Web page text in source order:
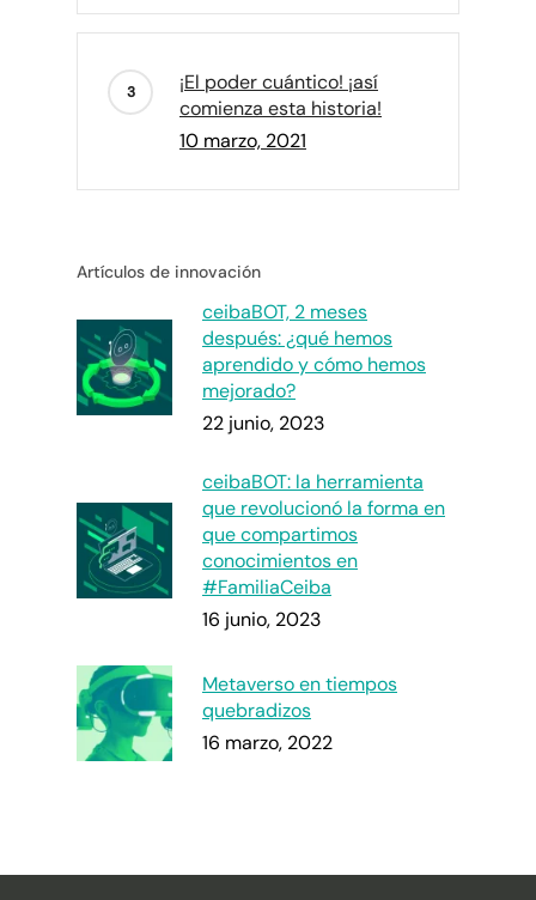
¡El poder cuántico! ¡así
comienza esta historia!
10 marzo, 2021
Artículos de innovación
ceibaBOT, 2 meses
después: ¿qué hemos
aprendido y cómo hemos
mejorado?
22 junio, 2023
ceibaBOT: la herramienta
que revolucionó la forma en
que compartimos
conocimientos en
#FamiliaCeiba
16 junio, 2023
Metaverso en tiempos
quebradizos
16 marzo, 2022